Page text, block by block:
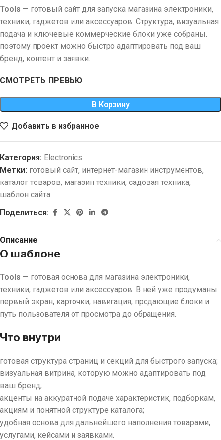
Tools — готовый сайт для запуска магазина электроники,
техники, гаджетов или аксессуаров. Структура, визуальная
подача и ключевые коммерческие блоки уже собраны,
поэтому проект можно быстро адаптировать под ваш
бренд, контент и заявки.
СМОТРЕТЬ ПРЕВЬЮ
В Корзину
Добавить в избранное
Категория: Electronics
Метки: готовый сайт, интернет-магазин инструментов,
каталог товаров, магазин техники, садовая техника,
шаблон сайта
Поделиться:
Описание
О шаблоне
Tools — готовая основа для магазина электроники,
техники, гаджетов или аксессуаров. В ней уже продуманы
первый экран, карточки, навигация, продающие блоки и
путь пользователя от просмотра до обращения.
Что внутри
готовая структура страниц и секций для быстрого запуска;
визуальная витрина, которую можно адаптировать под
ваш бренд;
акценты на аккуратной подаче характеристик, подборкам,
акциям и понятной структуре каталога;
удобная основа для дальнейшего наполнения товарами,
услугами, кейсами и заявками.